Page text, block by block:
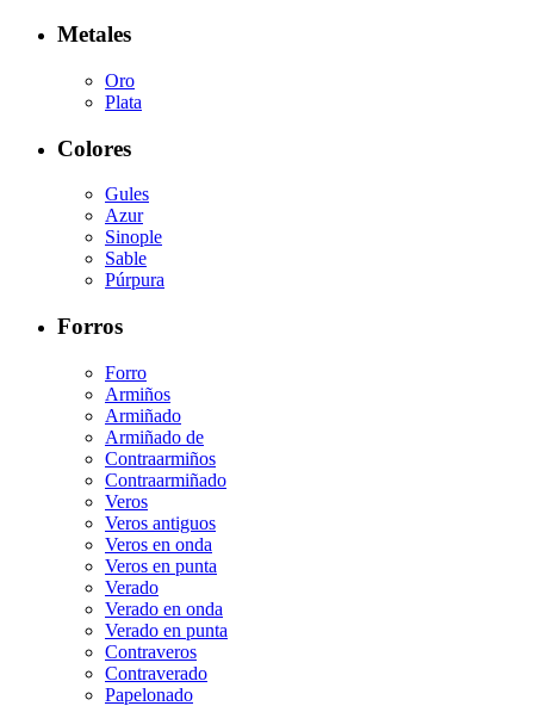
Metales
Oro
Plata
Colores
Gules
Azur
Sinople
Sable
Púrpura
Forros
Forro
Armiños
Armiñado
Armiñado de
Contraarmiños
Contraarmiñado
Veros
Veros antiguos
Veros en onda
Veros en punta
Verado
Verado en onda
Verado en punta
Contraveros
Contraverado
Papelonado